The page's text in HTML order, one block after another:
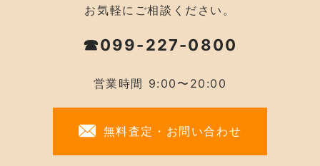
お気軽にご相談ください。
☎099-227-0800
営業時間 9:00〜20:00
無料査定・お問い合わせ